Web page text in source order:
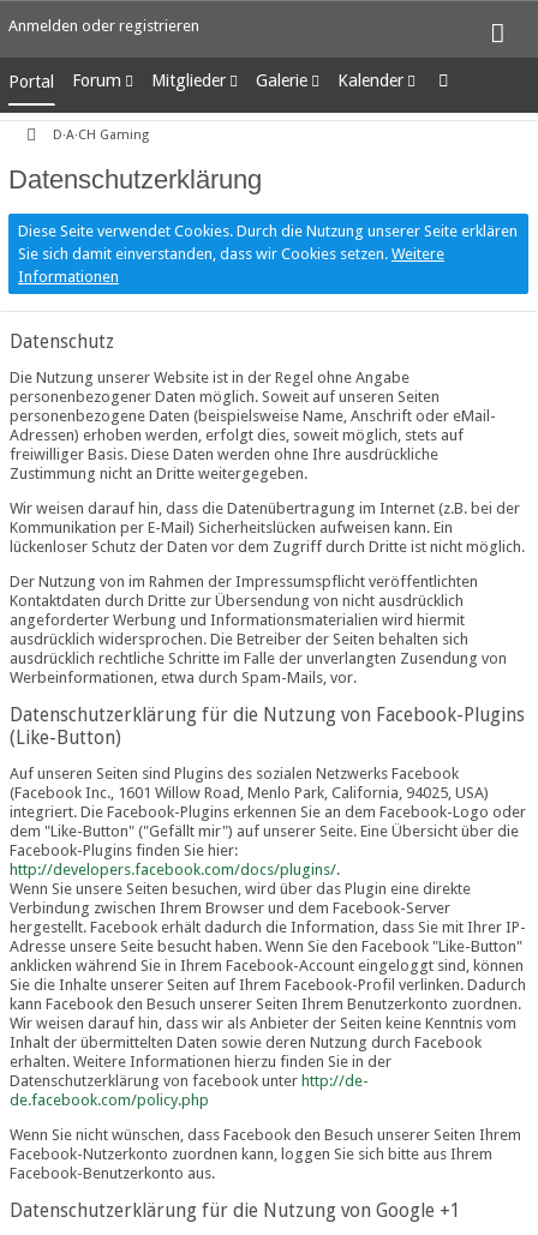
Anmelden oder registrieren
Portal Forum
Unerledigte Themen
Mitglieder
Letzte Aktivitäten
Team-Mitglieder
Mitgliedersuche
Galerie
Alben
Kalender
Wochenansicht
D·A·CH Gaming
Datenschutzerklärung
Diese Seite verwendet Cookies. Durch die Nutzung unserer Seite erklären
Sie sich damit einverstanden, dass wir Cookies setzen. Weitere
Informationen
Datenschutz
Die Nutzung unserer Website ist in der Regel ohne Angabe
personenbezogener Daten möglich. Soweit auf unseren Seiten
personenbezogene Daten (beispielsweise Name, Anschrift oder eMail-
Adressen) erhoben werden, erfolgt dies, soweit möglich, stets auf
freiwilliger Basis. Diese Daten werden ohne Ihre ausdrückliche
Zustimmung nicht an Dritte weitergegeben.
Wir weisen darauf hin, dass die Datenübertragung im Internet (z.B. bei der
Kommunikation per E-Mail) Sicherheitslücken aufweisen kann. Ein
lückenloser Schutz der Daten vor dem Zugriff durch Dritte ist nicht möglich.
Der Nutzung von im Rahmen der Impressumspflicht veröffentlichten
Kontaktdaten durch Dritte zur Übersendung von nicht ausdrücklich
angeforderter Werbung und Informationsmaterialien wird hiermit
ausdrücklich widersprochen. Die Betreiber der Seiten behalten sich
ausdrücklich rechtliche Schritte im Falle der unverlangten Zusendung von
Werbeinformationen, etwa durch Spam-Mails, vor.
Datenschutzerklärung für die Nutzung von Facebook-Plugins
(Like-Button)
Auf unseren Seiten sind Plugins des sozialen Netzwerks Facebook
(Facebook Inc., 1601 Willow Road, Menlo Park, California, 94025, USA)
integriert. Die Facebook-Plugins erkennen Sie an dem Facebook-Logo oder
dem "Like-Button" ("Gefällt mir") auf unserer Seite. Eine Übersicht über die
Facebook-Plugins finden Sie hier:
http://developers.facebook.com/docs/plugins/.
Wenn Sie unsere Seiten besuchen, wird über das Plugin eine direkte
Verbindung zwischen Ihrem Browser und dem Facebook-Server
hergestellt. Facebook erhält dadurch die Information, dass Sie mit Ihrer IP-
Adresse unsere Seite besucht haben. Wenn Sie den Facebook "Like-Button"
anklicken während Sie in Ihrem Facebook-Account eingeloggt sind, können
Sie die Inhalte unserer Seiten auf Ihrem Facebook-Profil verlinken. Dadurch
kann Facebook den Besuch unserer Seiten Ihrem Benutzerkonto zuordnen.
Wir weisen darauf hin, dass wir als Anbieter der Seiten keine Kenntnis vom
Inhalt der übermittelten Daten sowie deren Nutzung durch Facebook
erhalten. Weitere Informationen hierzu finden Sie in der
Datenschutzerklärung von facebook unter http://de-
de.facebook.com/policy.php
Wenn Sie nicht wünschen, dass Facebook den Besuch unserer Seiten Ihrem
Facebook-Nutzerkonto zuordnen kann, loggen Sie sich bitte aus Ihrem
Facebook-Benutzerkonto aus.
Datenschutzerklärung für die Nutzung von Google +1